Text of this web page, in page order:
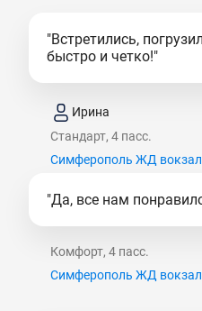
"Встретились,
быстро и четко!"
Ирина
Стандарт, 4 пасс.
Симферополь ЖД вокзал
"Да, все нам
Комфорт, 4 пасс.
Симферополь ЖД вокзал